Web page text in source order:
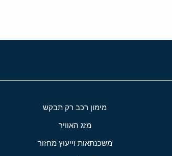
מימון רכב רק תבקש
מזג האוויר
משכנתאות וייעוץ מחזור